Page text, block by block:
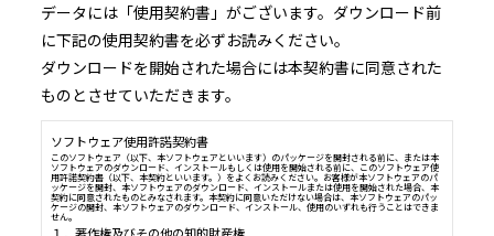
データには「使用契約書」がございます。ダウンロード前
に下記の使用契約書を必ずお読みください。
ダウンロードを開始された場合には本契約書に同意された
ものとさせていただきます。